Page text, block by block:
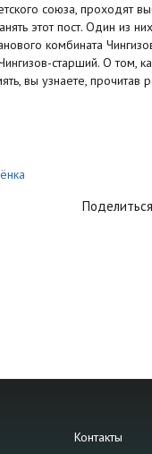
союза, проходят
этот пост. Один из
комбината
старший. О том,
вы узнаете, прочитав
Поделиться
Контакты